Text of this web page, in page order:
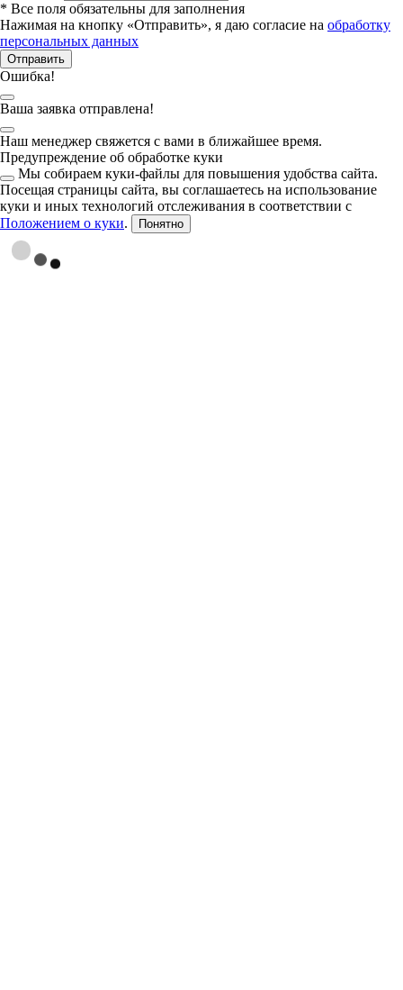
* Все поля обязательны для заполнения
Нажимая на кнопку «Отправить», я даю согласие на обработку
персональных данных
Отправить
Ошибка!
Ваша заявка отправлена!
Наш менеджер свяжется с вами в ближайшее время.
Предупреждение об обработке куки
Мы собираем куки-файлы для повышения удобства сайта.
Посещая страницы сайта, вы соглашаетесь на использование
куки и иных технологий отслеживания в соответствии с
Положением о куки. Понятно